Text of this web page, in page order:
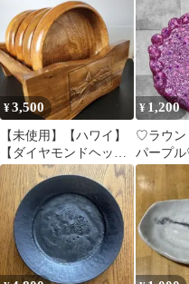
枚セット
¥3,500
【未使用】【ハワイ】
【ダイヤモンドヘッ
ド】木製ボウル 5枚＋
手彫り収納スタンド
¥1,200
♡ラウン
パープ